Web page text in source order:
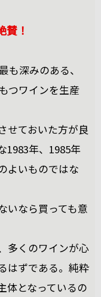
！
も深みのある、
つワインを生産
せておいた方が良
1983年、1985年
よいものではな
いなら買っても意
多くのワインが心
はずである。純粋
体となっているの